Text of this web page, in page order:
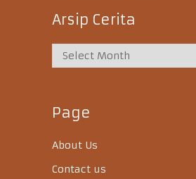
Arsip Cerita
Page
About Us
Contact us